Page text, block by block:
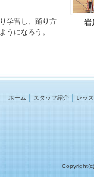
学習し、踊り方
うになろう。
ホーム スタッフ紹介 レッ